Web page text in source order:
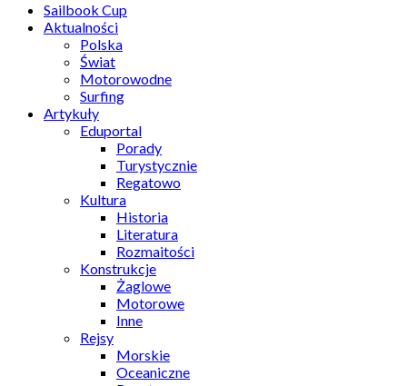
Sailbook Cup
Aktualności
Polska
Świat
Motorowodne
Surfing
Artykuły
Eduportal
Porady
Turystycznie
Regatowo
Kultura
Historia
Literatura
Rozmaitości
Konstrukcje
Żaglowe
Motorowe
Inne
Rejsy
Morskie
Oceaniczne